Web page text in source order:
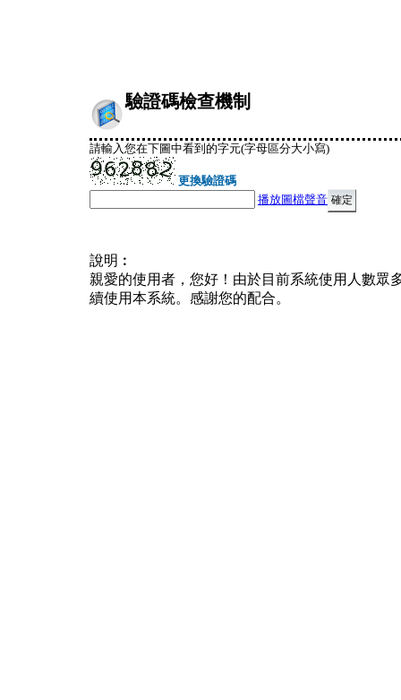
驗證碼檢查機制
請輸入您在下圖中看到的字元(字母區分大小寫)
更換驗證碼
播放圖檔聲音
說明︰
親愛的使用者，您好！由於目前系統使用人數眾
續使用本系統。感謝您的配合。